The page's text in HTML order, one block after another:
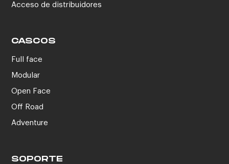
Acceso de distribuidores
CASCOS
Full face
Modular
Open Face
Off Road
Adventure
SOPORTE